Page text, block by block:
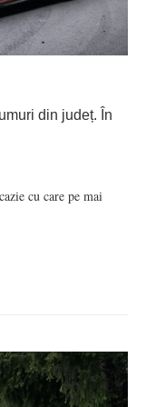
din județ. În
cu care pe mai